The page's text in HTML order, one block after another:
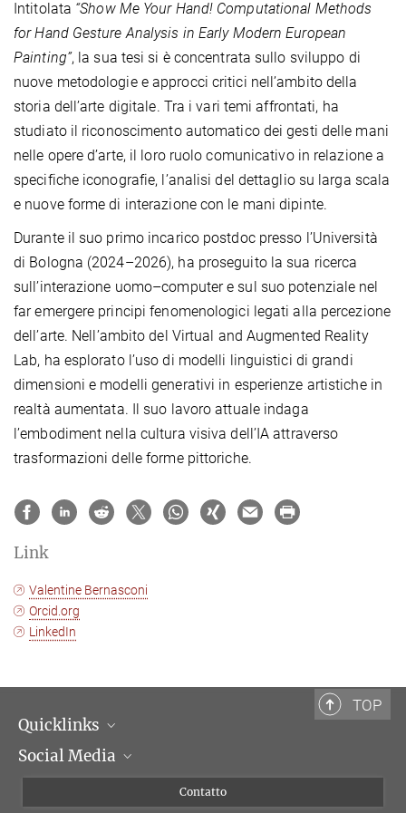
Intitolata “Show Me Your Hand! Computational Methods
for Hand Gesture Analysis in Early Modern European
Painting”, la sua tesi si è concentrata sullo sviluppo di
nuove metodologie e approcci critici nell’ambito della
storia dell’arte digitale. Tra i vari temi affrontati, ha
studiato il riconoscimento automatico dei gesti delle mani
nelle opere d’arte, il loro ruolo comunicativo in relazione a
specifiche iconografie, l’analisi del dettaglio su larga scala
e nuove forme di interazione con le mani dipinte.
Durante il suo primo incarico postdoc presso l’Università
di Bologna (2024–2026), ha proseguito la sua ricerca
sull’interazione uomo–computer e sul suo potenziale nel
far emergere principi fenomenologici legati alla percezione
dell’arte. Nell’ambito del Virtual and Augmented Reality
Lab, ha esplorato l’uso di modelli linguistici di grandi
dimensioni e modelli generativi in esperienze artistiche in
realtà aumentata. Il suo lavoro attuale indaga
l’embodiment nella cultura visiva dell’IA attraverso
trasformazioni delle forme pittoriche.
Link
Valentine Bernasconi
Orcid.org
LinkedIn
TOP
Quicklinks
Dipartimenti di ricerca
Social Media
Contatto